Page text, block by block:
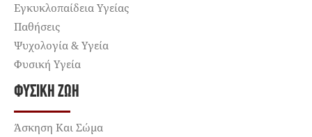
Εγκυκλοπαίδεια Υγείας
Παθήσεις
Ψυχολογία & Υγεία
Φυσική Υγεία
ΦΥΣΙΚΉ ΖΩΉ
Άσκηση Και Σώμα